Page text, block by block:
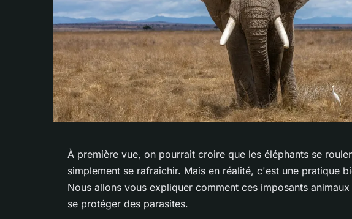
À première vue, on pourrait croire que les éléphants se
simplement se rafraîchir. Mais en réalité, c'est une pratique
Nous allons vous expliquer comment ces imposants
se protéger des parasites.